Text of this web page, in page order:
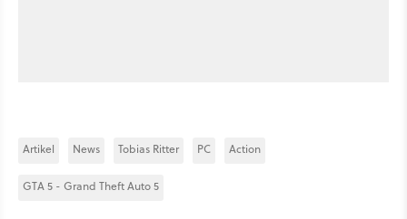
Artikel News Tobias Ritter PC Action
GTA 5 - Grand Theft Auto 5